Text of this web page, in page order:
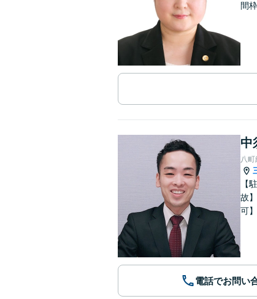
間
中
八
【
故
可
電話でお問い